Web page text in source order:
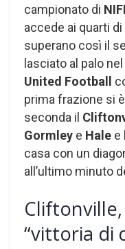
campionato di
accede ai quarti di
superano così il
lasciato al palo
United Football
prima frazione si
seconda il
Gormley e Hale e
casa con un
all’ultimo minuto
“vittoria di